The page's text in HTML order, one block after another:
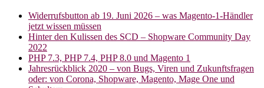
Widerrufsbutton ab 19. Juni 2026 – was Magento-1-Händler
jetzt wissen müssen
Hinter den Kulissen des SCD – Shopware Community Day
2022
PHP 7.3, PHP 7.4, PHP 8.0 und Magento 1
Jahresrückblick 2020 – von Bugs, Viren und Zukunftsfragen
oder: von Corona, Shopware, Magento, Mage One und